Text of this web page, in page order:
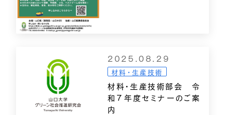
2025.08.29
材料・生産技術
材料・生産技術部会 令
和7年度セミナーのご案
内